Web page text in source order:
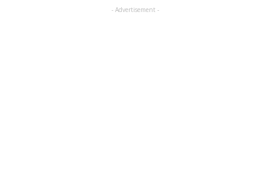
- Advertisement -